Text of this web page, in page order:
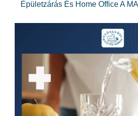
Épületzárás És Home Office A